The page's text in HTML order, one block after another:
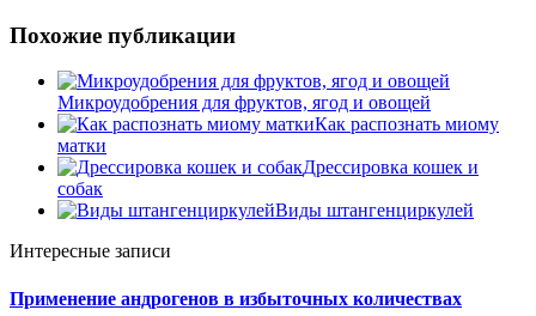
Похожие публикации
Микроудобрения для фруктов, ягод и овощей
Как распознать миому
матки
Дрессировка кошек и
собак
Виды штангенциркулей
Интересные записи
Применение андрогенов в избыточных количествах